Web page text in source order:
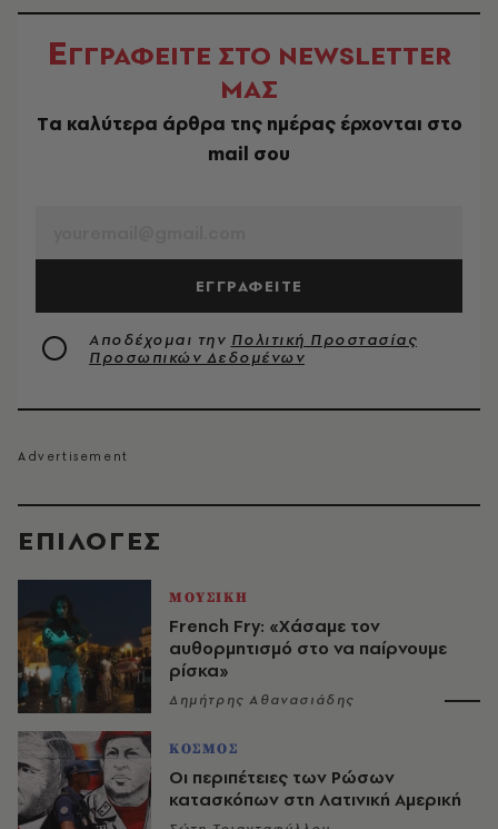
EΠΙΛΟΓΈΣ
ΜΟΥΣΙΚΗ
French Fry: «Χάσαμε τον
αυθορμητισμό στο να παίρνουμε
ρίσκα»
Δημήτρης Αθανασιάδης
ΚΟΣΜΟΣ
Οι περιπέτειες των Ρώσων
κατασκόπων στη Λατινική Αμερική
ΕΓΓΡΑΦΕΙΤΕ ΣΤΟ NEWSLETTER
ΜΑΣ
Tα καλύτερα άρθρα της ημέρας έρχονται στο
mail σου
ΕΓΓΡΑΦΕΙΤΕ
Αποδέχομαι την Πολιτική Προστασίας
Προσωπικών Δεδομένων